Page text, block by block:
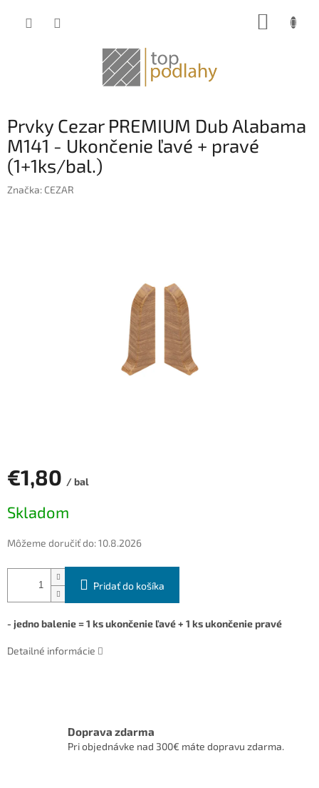
Prvky Cezar PREMIUM Dub Alabama
M141 - Ukončenie ľavé + pravé
(1+1ks/bal.)
Značka: CEZAR
€1,80 / bal
cena:
Skladom
Môžeme doručiť do:10.8.2026
Pridať do košíka
- jedno balenie = 1 ks ukončenie ľavé + 1 ks ukončenie pravé
Detailné informácie
Doprava zdarma
Pri objednávke nad 300€ máte dopravu zdarma.